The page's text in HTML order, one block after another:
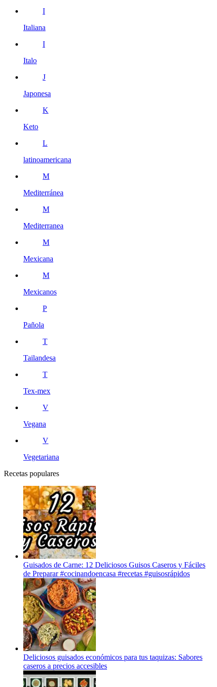
I
Italiana
I
Italo
J
Japonesa
K
Keto
L
latinoamericana
M
Mediterránea
M
Mediterranea
M
Mexicana
M
Mexicanos
P
Pañola
T
Tailandesa
T
Tex-mex
V
Vegana
V
Vegetariana
Recetas populares
Guisados de Carne: 12 Deliciosos Guisos Caseros y Fáciles
de Preparar #cocinandoencasa #recetas #guisosrápidos
Deliciosos guisados económicos para tus taquizas: Sabores
caseros a precios accesibles